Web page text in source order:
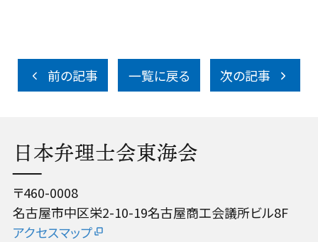
前の記事 一覧に戻る 次の記事
日本弁理士会東海会
〒460-0008
名古屋市中区栄2-10-19名古屋商工会議所ビル8F
アクセスマップ